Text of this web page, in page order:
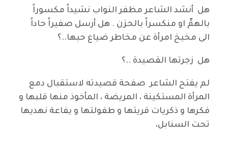
هل أنشد الشاعر مظفر النواب نشيداً مكسوراً
بالهمِّ او منكسراً بالحزن . هل أرسل صفيراً حاداً
الى مخيخ امرأة عن مخاطر ضياع حبها..؟
هل زجرتها القصيدة ..؟
لم يفتح الشاعر صفحة قصيدته لاستقبال دمع
المرأة المستكينة ، المريضة ، المأخوذ منها قلبها و
فكرها و ذكريات قريتها و طفولتها و يفاعة نهديها
تحت السنابل،